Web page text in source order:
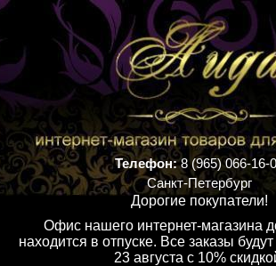
Телефон:8 (965) 066-16-
Санкт-Петербург
Дорогие покупатели!
Офис нашего интернет-магазина
находится в отпуске. Все заказы
23 августа с 10%